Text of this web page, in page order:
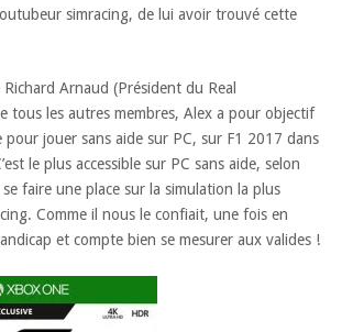
simracing, de lui avoir trouvé cette
Arnaud (Président du Real
tous les autres membres, Alex a pour objectif
jouer sans aide sur PC, sur F1 2017 dans
le plus accessible sur PC sans aide, selon
faire une place sur la simulation la plus
Comme il nous le confiait, une fois en
et compte bien se mesurer aux valides !